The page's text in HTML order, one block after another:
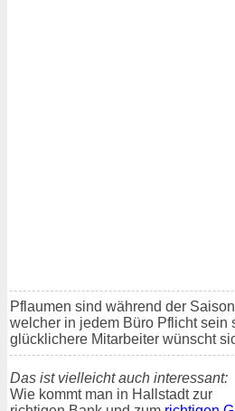
Pflaumen sind während der
welcher in jedem Büro Pflicht sein
glücklichere Mitarbeiter wünscht
Das ist vielleicht auch interessant:
Wie kommt man in Hallstadt zur